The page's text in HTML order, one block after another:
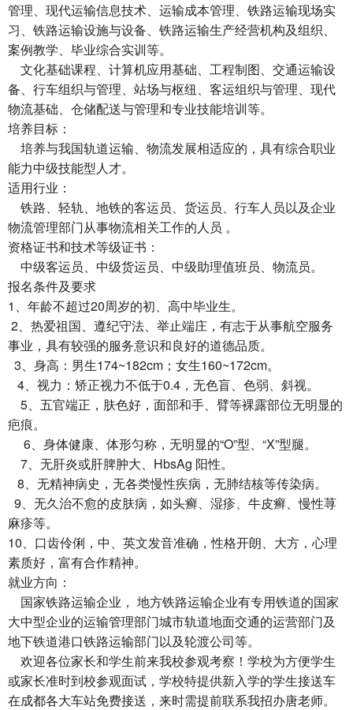
管理、现代运输信息技术、运输成本管理、铁路运输现场实
习、铁路运输设施与设备、铁路运输生产经营机构及组织、
案例教学、毕业综合实训等。
文化基础课程、计算机应用基础、工程制图、交通运输设
备、行车组织与管理、站场与枢纽、客运组织与管理、现代
物流基础、仓储配送与管理和专业技能培训等。
培养目标：
培养与我国轨道运输、物流发展相适应的，具有综合职业
能力中级技能型人才。
适用行业：
铁路、轻轨、地铁的客运员、货运员、行车人员以及企业
物流管理部门从事物流相关工作的人员 。
资格证书和技术等级证书：
中级客运员、中级货运员、中级助理值班员、物流员。
报名条件及要求
1、年龄不超过20周岁的初、高中毕业生。
2、热爱祖国、遵纪守法、举止端庄，有志于从事航空服务
事业，具有较强的服务意识和良好的道德品质。
3、身高：男生174~182cm；女生160~172cm。
4、视力：矫正视力不低于0.4，无色盲、色弱、斜视。
5、五官端正，肤色好，面部和手、臂等裸露部位无明显的
疤痕。
6、身体健康、体形匀称，无明显的“O”型、“X”型腿。
7、无肝炎或肝脾肿大、HbsAg 阳性。
8、无精神病史，无各类慢性疾病，无肺结核等传染病。
9、无久治不愈的皮肤病，如头癣、湿疹、牛皮癣、慢性荨
麻疹等。
10、口齿伶俐，中、英文发音准确，性格开朗、大方，心理
素质好，富有合作精神。
就业方向：
国家铁路运输企业， 地方铁路运输企业有专用铁道的国家
大中型企业的运输管理部门城市轨道地面交通的运营部门及
地下铁道港口铁路运输部门以及轮渡公司等。
欢迎各位家长和学生前来我校参观考察！学校为方便学生
或家长准时到校参观面试，学校特提供新入学的学生接送车
在成都各大车站免费接送，来时需提前联系我招办唐老师。